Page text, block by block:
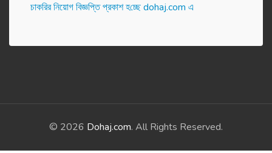
চাকরির নিয়োগ বিজ্ঞপ্তি প্রকাশ হ‌চ্ছে dohaj.com এ
© 2026 Dohaj.com. All Rights Reserved.